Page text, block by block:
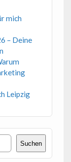
mich
– Deine
Leipzig
Suchen